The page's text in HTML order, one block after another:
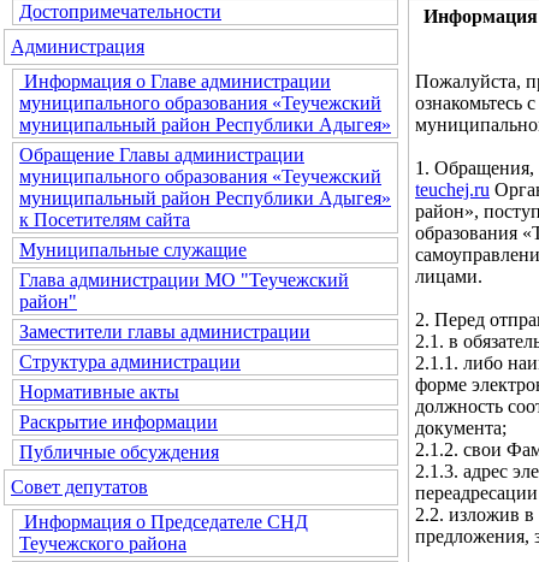
Достопримечательности
Администрация
Информация о Главе администрации
муниципального образования «Теучежский
муниципальный район Республики Адыгея»
Обращение Главы администрации
муниципального образования «Теучежский
муниципальный район Республики Адыгея»
к Посетителям сайта
Муниципальные служащие
Глава администрации МО "Теучежский
район"
Заместители главы администрации
Структура администрации
Нормативные акты
Раскрытие информации
Публичные обсуждения
Совет депутатов
Информация о Председателе СНД
Теучежского района
Информация
Пожалуйста,
ознакомьтесь
1. Обращения,
teuchej.ru
район»,
образования
лицами.
2. Перед
2.1. в
2.1.1. либо
форме
должность
документа;
2.1.2. свои
2.1.3. адрес
2.2. изложив в
предложения,